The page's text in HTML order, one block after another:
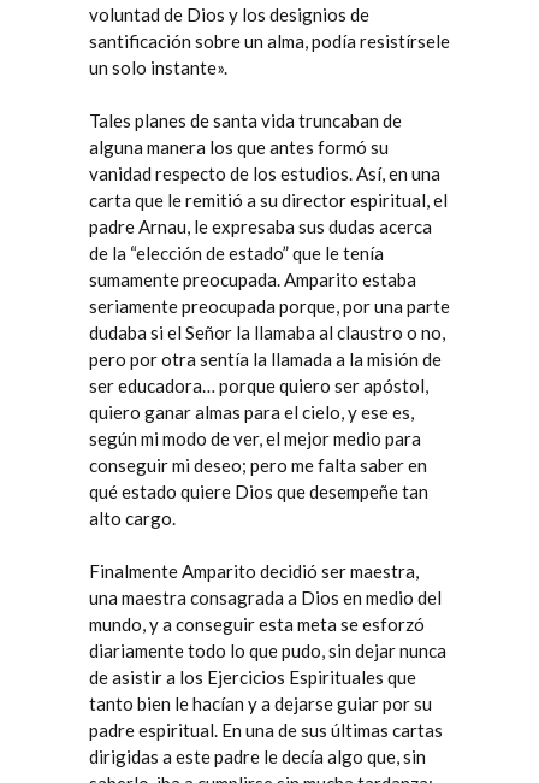
voluntad de Dios y los designios de
santificación sobre un alma, podía resistírsele
un solo instante».
Tales planes de santa vida truncaban de
alguna manera los que antes formó su
vanidad respecto de los estudios. Así, en una
carta que le remitió a su director espiritual, el
padre Arnau, le expresaba sus dudas acerca
de la “elección de estado” que le tenía
sumamente preocupada. Amparito estaba
seriamente preocupada porque, por una parte
dudaba si el Señor la llamaba al claustro o no,
pero por otra sentía la llamada a la misión de
ser educadora… porque quiero ser apóstol,
quiero ganar almas para el cielo, y ese es,
según mi modo de ver, el mejor medio para
conseguir mi deseo; pero me falta saber en
qué estado quiere Dios que desempeñe tan
alto cargo.
Finalmente Amparito decidió ser maestra,
una maestra consagrada a Dios en medio del
mundo, y a conseguir esta meta se esforzó
diariamente todo lo que pudo, sin dejar nunca
de asistir a los Ejercicios Espirituales que
tanto bien le hacían y a dejarse guiar por su
padre espiritual. En una de sus últimas cartas
dirigidas a este padre le decía algo que, sin